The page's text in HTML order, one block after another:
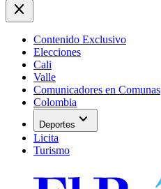
close
Contenido Exclusivo
Elecciones
Cali
Valle
Comunicadores en Comunas
Colombia
Deportes expand_more
Licita
Turismo